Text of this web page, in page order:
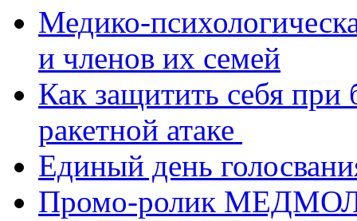
Медико-
и членов их семей
Как защитить себя при
ракетной атаке
Единый день
Промо-ролик